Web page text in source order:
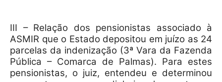
III – Relação dos pensionistas associado à
ASMIR que o Estado depositou em juízo as 24
parcelas da indenização (3ª Vara da Fazenda
Pública – Comarca de Palmas). Para estes
pensionistas, o juiz, entendeu e determinou